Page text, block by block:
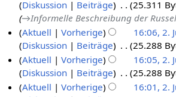
f
a
s
s
u
n
g
e
n
f
a
s
s
u
u
s
a
m
m
e
n
s
z
u
s
a
m
m
n
g
s
z
u
s
a
t
u
n
g
s
z
u
e
a
r
b
e
i
t
e
B
e
a
r
b
e
e
i
n
e
B
e
a
Diskussion
Beiträge 25.311
→Informelle Beschreibung der
Aktuell
Vorherige 16:06, 2.
Diskussion
Beiträge 25.288
K
e
i
Aktuell Vorherige 16:05, 2.
Diskussion
Beiträge 25.288
KAktuell Vorherige 16:01, 2.